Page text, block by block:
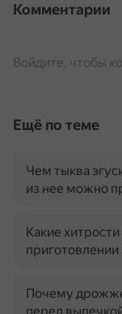
Комментарии
Войдите, чтобы
Ещё по теме
Чем тыква
из нее можно
Какие
приготовлении
Почему